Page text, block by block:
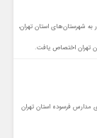
شهرستان‌های استان تهران،
مدارس فرسوده استان تهران